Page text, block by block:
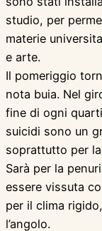
studio, per
materie
e arte.
Il pomeriggio
nota buia. Nel
fine di ogni
suicidi sono un
soprattutto per
Sarà per la
essere vissuta
per il clima
l’angolo.